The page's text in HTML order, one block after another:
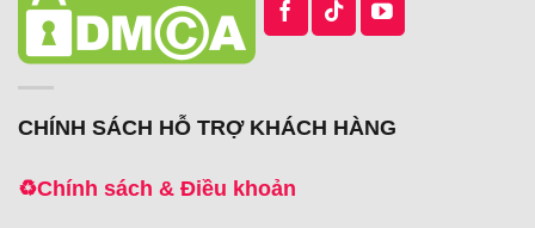
CHÍNH SÁCH HỖ TRỢ KHÁCH HÀNG
♻️Chính sách & Điều khoản